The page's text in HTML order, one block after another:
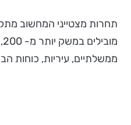
ממשלתיים, עיריות, כוחות